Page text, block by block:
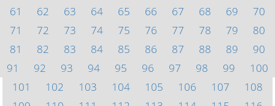
61
62 63 64 65 66 67 68 69
70
71
72 73 74 75 76 77 78 79
80
81
82 83 84 85 86 87 88 89
90
91
92 93 94 95 96 97 98 99
100
101
102 103 104 105 106 107
108